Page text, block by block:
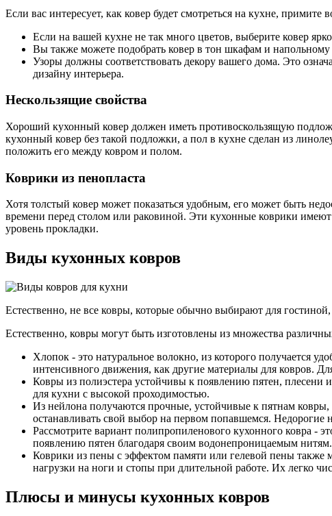
Если вас интересует, как ковер будет смотреться на кухне,
Если на вашей кухне не так много цветов, выберите ковер
Вы также можете подобрать ковер в тон шкафам и
Узоры должны соответствовать декору вашего дома. Это
дизайну интерьера.
Нескользящие свойства
Хороший кухонный ковер должен иметь противоскользящую
кухонный ковер без такой подложки, а пол в кухне сделан из
положить его между ковром и полом.
Коврики из пенопласта
Хотя толстый ковер может показаться удобным, его может быть
времени перед столом или раковиной. Эти кухонные коврики
уровень прокладки.
Виды кухонных ковров
Естественно, не все ковры, которые обычно выбирают для
Естественно, ковры могут быть изготовлены из множества
Хлопок - это натуральное волокно, из которого получается
интенсивного движения, как другие материалы для ковров.
Ковры из полиэстера устойчивы к появлению пятен, плесени
для кухни с высокой проходимостью.
Из нейлона получаются прочные, устойчивые к пятнам
останавливать свой выбор на первом попавшемся. Недорогие
Рассмотрите вариант полипропиленового кухонного ковра -
появлению пятен благодаря своим водонепроницаемым нитям.
Коврики из пены с эффектом памяти или гелевой пены также
нагрузки на ноги и стопы при длительной работе. Их легко
Плюсы и минусы кухонных ковров